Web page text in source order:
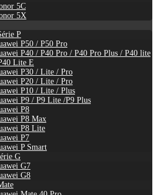
5C
5X
P
P50 / P50 Pro
P40 / P40 Pro / P40 Pro Plus / P40 lite
Lite E
P30 / Lite / Pro
P20 / Lite / Pro
P10 / Lite / Plus
P9 / P9 Lite /P9 Plus
P8
P8 Max
P8 Lite
P7
P Smart
G
G7
G8